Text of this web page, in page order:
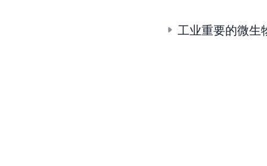
工业重要的微生